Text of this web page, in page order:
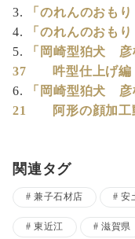
「のれんのおも
「のれんのおも
「岡崎型狛犬
37 吽型仕上げ
「岡崎型狛犬
21 阿形の顔加
関連タグ
兼子石材店 安
東近江 滋賀県